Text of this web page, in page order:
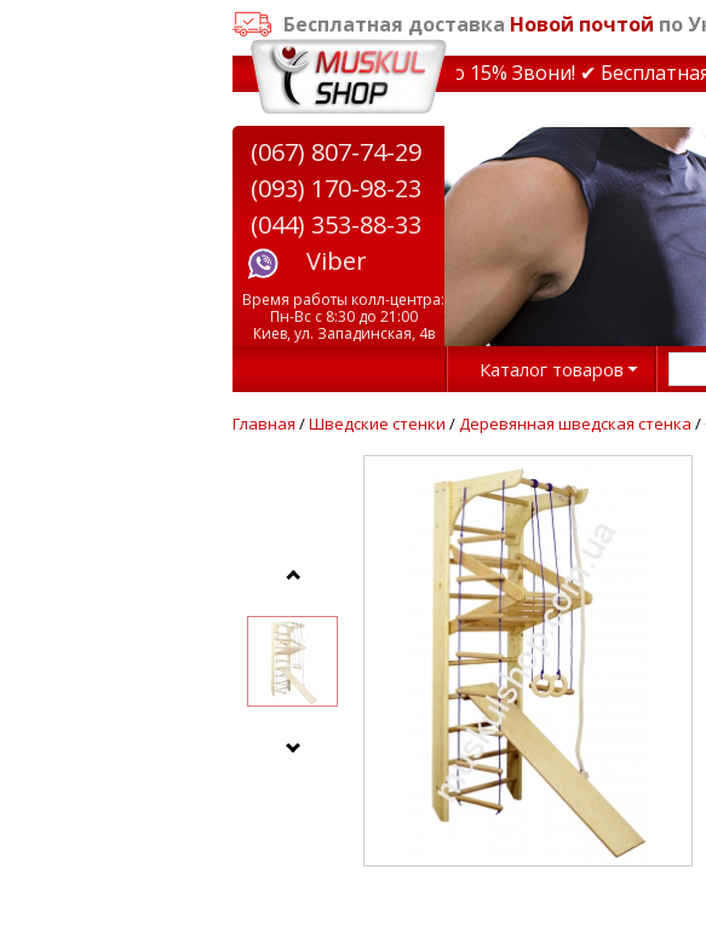
Бесплатная доставка Новой почтой по
✔ Скидки на тренажеры до 15% Звони! ✔ Бесплатная
(067) 807-74-29
(093) 170-98-23
(044) 353-88-33
Viber
Время работы колл-центра:
Пн-Вс с 8:30 до 21:00
Киев, ул. Западинская, 4в
Каталог товаров
Главная /Шведские стенки /Деревянная шведская стенка /